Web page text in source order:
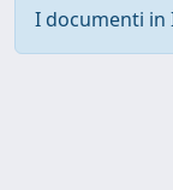
I documenti in